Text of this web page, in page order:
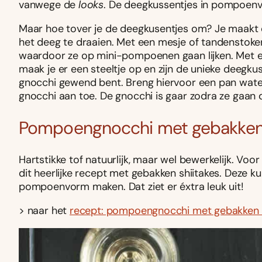
vanwege delooks. De deegkussentjes in
Maar hoe tover je de deegkusentjes om? Je
het deeg te draaien. Met een mesje of
waardoor ze op mini-pompoenen gaan lijken. Met
maak je er een steeltje op en zijn de unieke
gnocchi gewend bent. Breng hiervoor een pan
gnocchi aan toe. De gnocchi is gaar zodra ze gaan
Pompoengnocchi met
Hartstikke tof natuurlijk, maar wel bewerkelijk.
dit heerlijke recept met gebakken shiitakes. Deze
pompoenvorm maken. Dat ziet er éxtra leuk uit!
> naar het recept: pompoengnocchi met gebakken